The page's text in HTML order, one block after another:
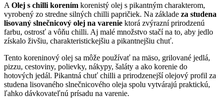
A Olej s chilli korením korenistý olej s pikantným charakterom,
vyrobený zo stredne silných chilli papričiek. Na základe za studena
lisovaný slnečnicový olej na varenie ktorá zvýrazní prirodzenú
farbu, ostrosť a vôňu chilli. Aj malé množstvo stačí na to, aby jedlo
získalo živšiu, charakteristickejšiu a pikantnejšiu chuť.
Tento koreninový olej sa môže používať na mäso, grilované jedlá,
pizzu, cestoviny, polievky, nákypy, šaláty a ako korenie do
hotových jedál. Pikantná chuť chilli a prirodzenejší olejový profil za
studena lisovaného slnečnicového oleja spolu vytvárajú praktickú,
ľahko dávkovateľnú prísadu na varenie.